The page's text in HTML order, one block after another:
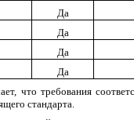
Да
Да
Да
Да
что требования
стандарта.